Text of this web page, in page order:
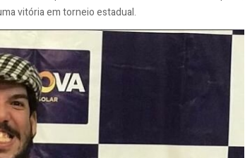
vitória em torneio estadual.